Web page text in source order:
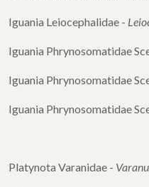
Iguania Leiocephalidae -
Iguania Phrynosomatidae
Iguania Phrynosomatidae
Iguania Phrynosomatidae
Platynota Varanidae -